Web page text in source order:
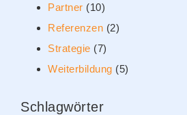
Partner (10)
Referenzen (2)
Strategie (7)
Weiterbildung (5)
Schlagwörter